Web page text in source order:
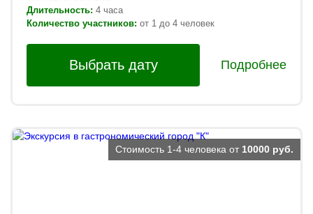
Длительность: 4 часа
Количество участников: от 1 до 4 человек
Выбрать дату Подробнее
Стоимость 1-4 человека от 10000 руб.